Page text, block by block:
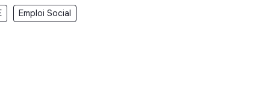
Emploi Social